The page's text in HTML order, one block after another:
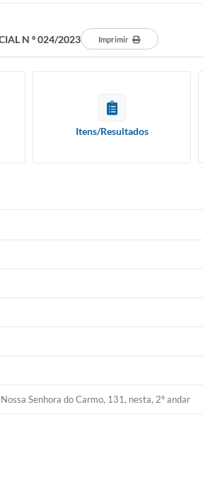
N º 024/2023 Imprimir
Itens/Resultados
Senhora do Carmo, 131, nesta, 2º andar